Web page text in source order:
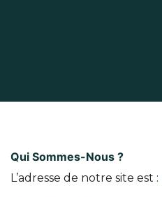
Qui Sommes-Nous ?
L’adresse de notre site est :